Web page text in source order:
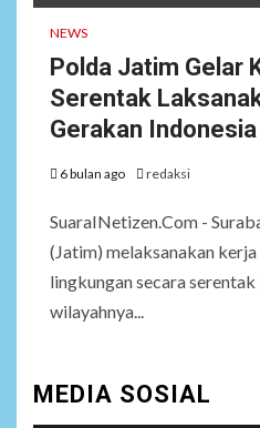
NEWS
Polda Jatim Gelar
Serentak
Gerakan
6 bulan ago redaksi
SuaraINetizen.Com -
(Jatim) melaksanakan
lingkungan secara
wilayahnya...
MEDIA SOSIAL